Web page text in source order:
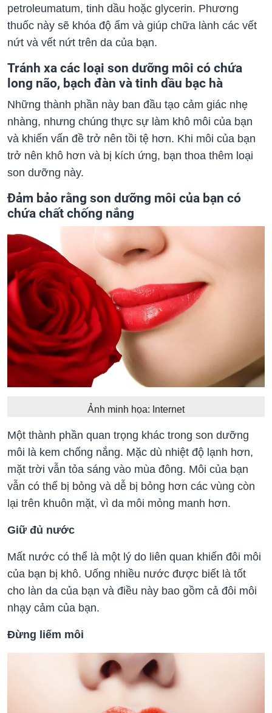
petroleumatum, tinh dầu hoặc glycerin. Phương
thuốc này sẽ khóa độ ẩm và giúp chữa lành các vết
nứt và vết nứt trên da của bạn.
Tránh xa các loại son dưỡng môi có chứa
long não, bạch đàn và tinh dầu bạc hà
Những thành phần này ban đầu tạo cảm giác nhẹ
nhàng, nhưng chúng thực sự làm khô môi của bạn
và khiến vấn đề trở nên tồi tệ hơn. Khi môi của bạn
trở nên khô hơn và bị kích ứng, bạn thoa thêm loại
son dưỡng này.
Đảm bảo rằng son dưỡng môi của bạn có
chứa chất chống nắng
Ảnh minh họa: Internet
Một thành phần quan trọng khác trong son dưỡng
môi là kem chống nắng. Mặc dù nhiệt độ lạnh hơn,
mặt trời vẫn tỏa sáng vào mùa đông. Môi của bạn
vẫn có thể bị bỏng và dễ bị bỏng hơn các vùng còn
lại trên khuôn mặt, vì da môi mỏng manh hơn.
Giữ đủ nước
Mất nước có thể là một lý do liên quan khiến đôi môi
của bạn bị khô. Uống nhiều nước được biết là tốt
cho làn da của bạn và điều này bao gồm cả đôi môi
nhạy cảm của bạn.
Đừng liếm môi